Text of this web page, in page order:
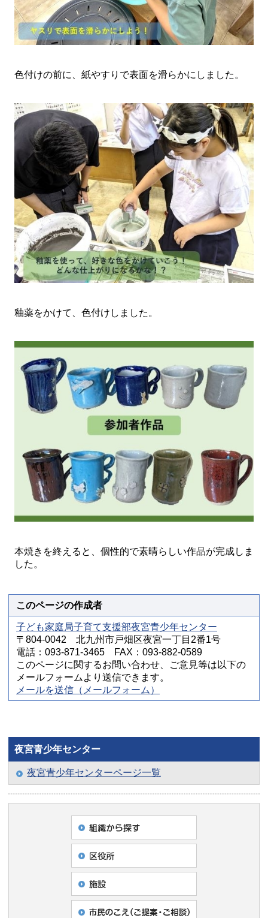
色付けの前に、紙やすりで表面を滑らかにしました。
釉薬をかけて、色付けしました。
本焼きを終えると、個性的で素晴らしい作品が完成しま
した。
このページの作成者
子ども家庭局子育て支援部夜宮青少年センター
〒804-0042 北九州市戸畑区夜宮一丁目2番1号
電話：093-871-3465 FAX：093-882-0589
このページに関するお問い合わせ、ご意見等は以下の
メールフォームより送信できます。
メールを送信（メールフォーム）
夜宮青少年センター
夜宮青少年センターページ一覧